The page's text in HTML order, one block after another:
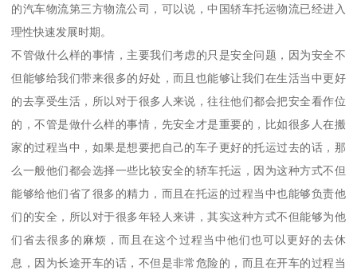
的汽车物流第三方物流公司，可以说，中国轿车托运物流已经进入
理性快速发展时期。
不管做什么样的事情，主要我们考虑的只是安全问题，因为安全不
但能够给我们带来很多的好处，而且也能够让我们在生活当中更好
的去享受生活，所以对于很多人来说，往往他们都会把安全看作位
的，不管是做什么样的事情，先安全才是重要的，比如很多人在搬
家的过程当中，如果是想要把自己的车子更好的托运过去的话，那
么一般他们都会选择一些比较安全的轿车托运，因为这种方式不但
能够给他们省了很多的精力，而且在托运的过程当中也能够负责他
们的安全，所以对于很多年轻人来讲，其实这种方式不但能够为他
们省去很多的麻烦，而且在这个过程当中他们也可以更好的去休
息，因为长途开车的话，不但是非常危险的，而且在开车的过程当